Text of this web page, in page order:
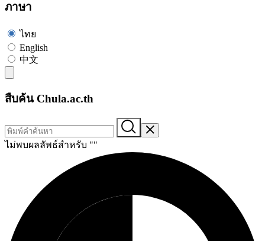
ภาษา
ไทย
English
中文
สืบค้น Chula.ac.th
ไม่พบผลลัพธ์สำหรับ ""